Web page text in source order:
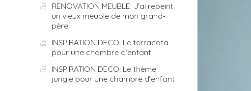
RENOVATION MEUBLE: J’ai repeint
un vieux meuble de mon grand-
père
INSPIRATION DECO: Le terracota
pour une chambre d’enfant
INSPIRATION DECO: Le thème
jungle pour une chambre d’enfant